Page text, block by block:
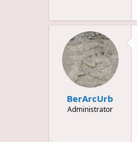
BerArcUrb
Administrator